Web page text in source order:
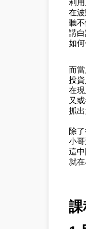
利
在
聽不
講
如
而
投
在
又
抓
除
小
這中
就
課